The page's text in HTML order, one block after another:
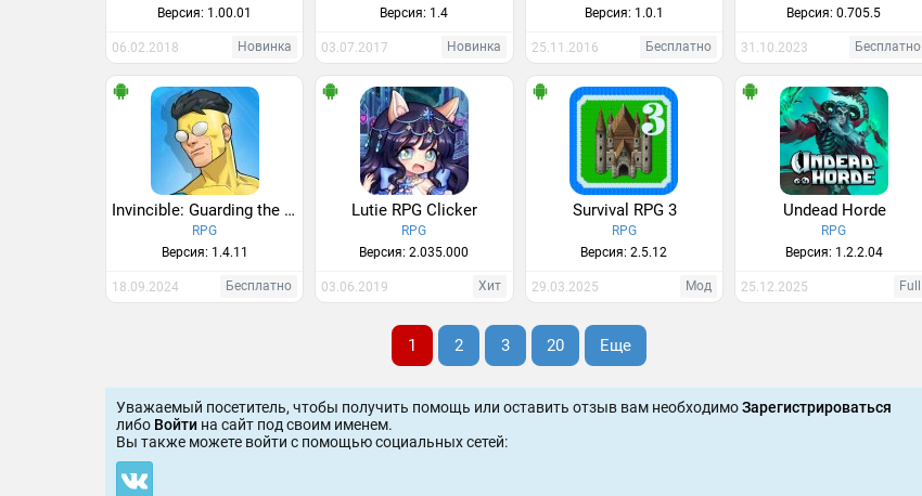
Версия: 1.00.01
06.02.2018 Новинка
Версия: 1.4
03.07.2017 Новинка
Версия: 1.0.1
25.11.2016 Бесплатно
Версия: 0.705.5
31.10.2023 Бесплатно
Invincible: Guarding the Globe
RPG
Версия: 1.4.11
18.09.2024 Бесплатно
Lutie RPG Clicker
RPG
Версия: 2.035.000
03.06.2019 Хит
Survival RPG 3
RPG
Версия: 2.5.12
29.03.2025 Мод
Undead Horde
RPG
Версия: 1.2.2.04
25.12.2025 Full
1 2 3 20 Еще
Уважаемый посетитель, чтобы получить помощь или оставить отзыв вам необходимоЗарегистрироваться
либо Войти на сайт под своим именем.
Вы также можете войти c помощью социальных сетей: